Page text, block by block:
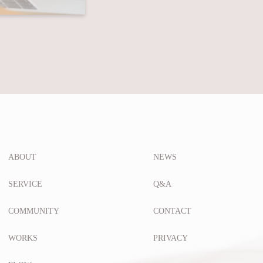
ABOUT
SERVICE
COMMUNITY
WORKS
NEWS
Q&A
CONTACT
PRIVACY